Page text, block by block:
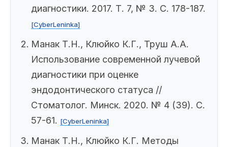
диагностики. 2017. Т. 7, № 3. С. 178-187.
[CyberLeninka]
Манак Т.Н., Клюйко К.Г., Труш А.А.
Использование современной лучевой
диагностики при оценке
эндодонтического статуса //
Стоматолог. Минск. 2020. № 4 (39). С.
57-61. [CyberLeninka]
Манак Т.Н., Клюйко К.Г. Методы